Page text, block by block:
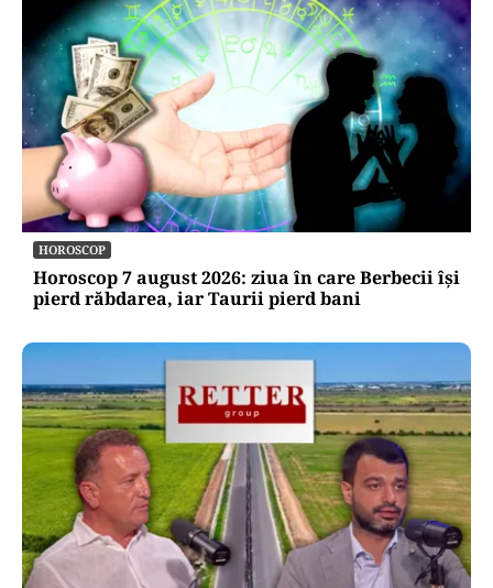
HOROSCOP
Horoscop 7 august 2026: ziua în care Berbecii își
pierd răbdarea, iar Taurii pierd bani